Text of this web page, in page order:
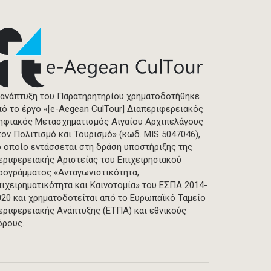
του Παρατηρητηρίου χρηματοδοτήθηκε
το έργο «[e-Aegean CulTour] Διαπεριφερειακός
Μετασχηματισμός Αιγαίου Αρχιπελάγους
Πολιτισμό και Τουρισμό» (κωδ. MIS 5047046),
οποίο εντάσσεται στη δράση υποστήριξης της
Αριστείας του Επιχειρησιακού
«Ανταγωνιστικότητα,
και Καινοτομία» του ΕΣΠΑ 2014-
και χρηματοδοτείται από το Ευρωπαϊκό Ταμείο
Ανάπτυξης (ΕΤΠΑ) και εθνικούς